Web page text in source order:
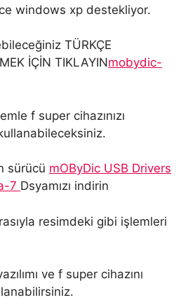
windows xp destekliyor.
TÜRKÇE
İÇİN TIKLAYINmobydic-
f super cihazınızı
sürücü mOByDic USB Drivers
7 Dsyamızı indirin
resimdeki gibi işlemleri
ve f super cihazını